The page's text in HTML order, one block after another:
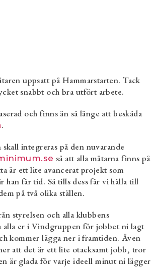
uppsatt på Hammarstarten. Tack
snabbt och bra utfört arbete.
och finns än så länge att beskåda
.
integreras på den nuvarande
så att alla mätarna finns på
är ett lite avancerat projekt som
han får tid. Så tills dess får vi hålla till
på två olika ställen.
styrelsen och alla klubbens
alla er i Vindgruppen för jobbet ni lagt
kommer lägga ner i framtiden. Även
att det är ett lite otacksamt jobb, tror
är glada för varje ideell minut ni lägger